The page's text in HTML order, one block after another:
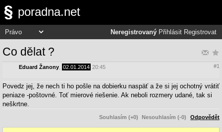
poradna.net
Neregistrovaný Přihlásit Registrovat
Co dělat ?
Eduard Žanony 02.01.2014 20:45 #1
Povedz jej, že nech ti ho pošle na dobierku naspäť a že si jej ochotný vrátiť
peniaze -poštovné. Toť mierové riešenie. Ak neboli rozmery udané, tak si
neškrtne.
Souhlasím (+0) Nesouhlasím (-0) Odpovědět